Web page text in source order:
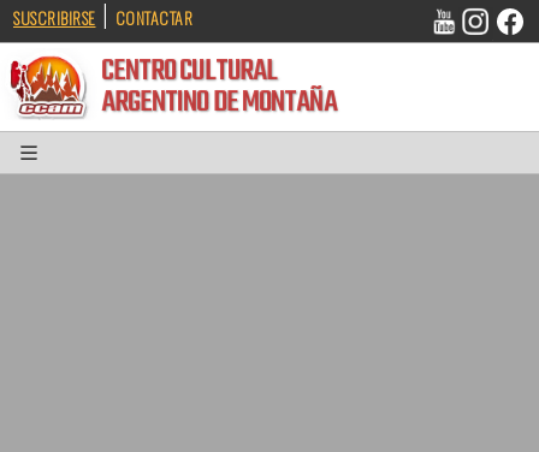
SUSCRIBIRSE | CONTACTAR
CENTRO CULTURAL
ARGENTINO DE MONTAÑA